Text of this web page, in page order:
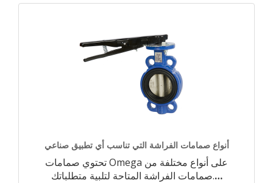
أنواع صمامات الفراشة التي تناسب أي تطبيق صناعي
تحتوي صمامات Omega على أنواع مختلفة من
صمامات الفراشة المتاحة لتلبية متطلباتك.…